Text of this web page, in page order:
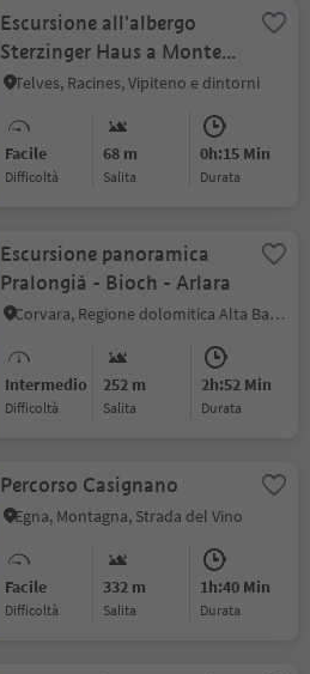
Escursione all'albergo
Sterzinger Haus a Monte
Cavallo
Telves, Racines, Vipiteno e dintorni
Facile
Difficoltà
68 m
Salita
0h:15 Min
durata
Escursione panoramica
Pralongiá - Bioch - Arlara
Corvara, Regione dolomitica Alta Badia
Intermedio
Difficoltà
252 m
Salita
2h:52 Min
durata
Percorso Casignano
Egna, Montagna, Strada del Vino
Facile
Difficoltà
332 m
Salita
1h:40 Min
durata